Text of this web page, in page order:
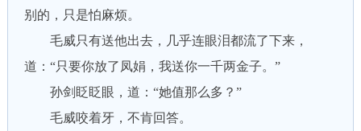
别的，只是怕麻烦。
毛威只有送他出去，几乎连眼泪都流了下来，
道：“只要你放了凤娟，我送你一千两金子。”
孙剑眨眨眼，道：“她值那么多？”
毛威咬着牙，不肯回答。